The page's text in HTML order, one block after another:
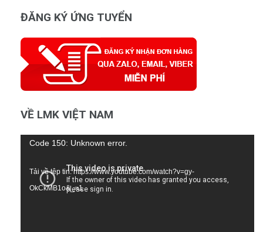
ĐĂNG KÝ ỨNG TUYỂN
VỀ LMK VIỆT NAM
Trình
Video
Code 150: Unknown error.
Tải về tệp tin: https://www.youtube.com/watch?v=gy-
OkCkMB1o&_=1